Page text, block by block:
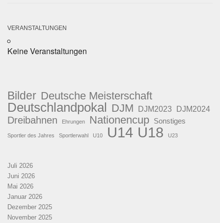
VERANSTALTUNGEN
Keine Veranstaltungen
Bilder Deutsche Meisterschaft
Deutschlandpokal DJM DJM2023 DJM2024
Dreibahnen Ehrungen Nationencup Sonstiges
Sportler des Jahres Sportlerwahl U10 U14 U18 U23
Juli 2026
Juni 2026
Mai 2026
Januar 2026
Dezember 2025
November 2025